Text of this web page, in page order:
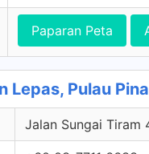
Paparan Peta
Lepas, Pulau
Jalan Sungai Tiram